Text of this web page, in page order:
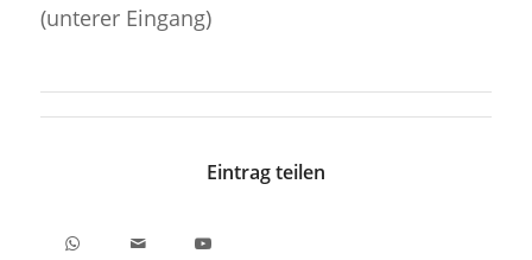
(unterer Eingang)
Eintrag teilen